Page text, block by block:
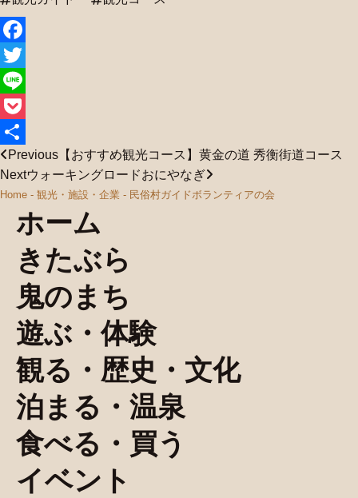
Facebook
Twitter
Line
Pocket
共
有
Previous 【おすすめ観光コース】黄金の道 秀衡街道コース
Nextウォーキングロードおにやなぎ
Home - 観光・施設・企業 - 民俗村ガイドボランティアの会
ホーム
きたぶら
鬼のまち
遊ぶ・体験
観る・歴史・文化
泊まる・温泉
食べる・買う
イベント